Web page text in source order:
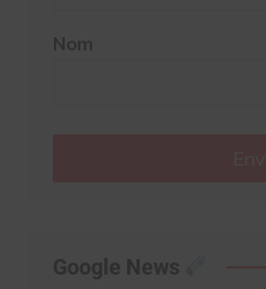
Nom
Google News